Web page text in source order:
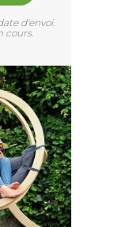
d'envoi.
cours.